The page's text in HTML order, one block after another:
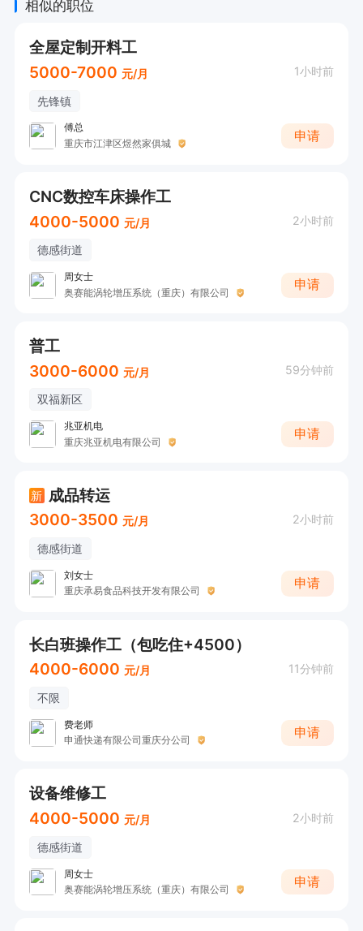
相似的职位
全屋定制开料工
5000-7000 元/月 1小时前
先锋镇
傅总
重庆市江津区煜然家俱城
申请
CNC数控车床操作工
4000-5000 元/月 2小时前
德感街道
周女士
奥赛能涡轮增压系统（重庆）有限公司
申请
普工
3000-6000 元/月 59分钟前
双福新区
兆亚机电
重庆兆亚机电有限公司
申请
新 成品转运
3000-3500 元/月 2小时前
德感街道
刘女士
重庆承易食品科技开发有限公司
申请
长白班操作工（包吃住+4500）
4000-6000 元/月 11分钟前
不限
费老师
申通快递有限公司重庆分公司
申请
设备维修工
4000-5000 元/月 2小时前
德感街道
周女士
奥赛能涡轮增压系统（重庆）有限公司
申请